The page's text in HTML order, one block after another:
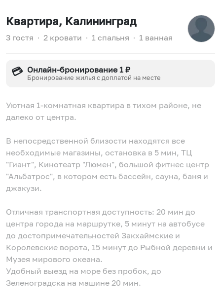
Квартира, Калининград
3 гостя ∙ 2 кровати ∙ 1 спальня ∙ 1 ванная
💳 Онлайн-бронирование 1 ₽
Бронирование жилья с доплатой на месте
Уютная 1-комнатная квартиpа в тихом районе, не
далеко от центра.
В непосредственной близости находятся все
необходимые магазины, остановка в 5 мин, ТЦ
"Гиант", Кинотеатр "Люмен", большой фитнес центр
"Альбатрос", в котором есть бассейн, сауна, баня и
джакузи.
Отличная транспортная доступность: 20 мин до
центра города на маршрутке, 5 минут на автобусе
до достопримечательностей Закхаймские и
Королевские ворота, 15 минут до Рыбной деревни и
Музея мирового океана.
Удобный выезд на море без пробок, до
Зеленоградска на машине 20 мин.